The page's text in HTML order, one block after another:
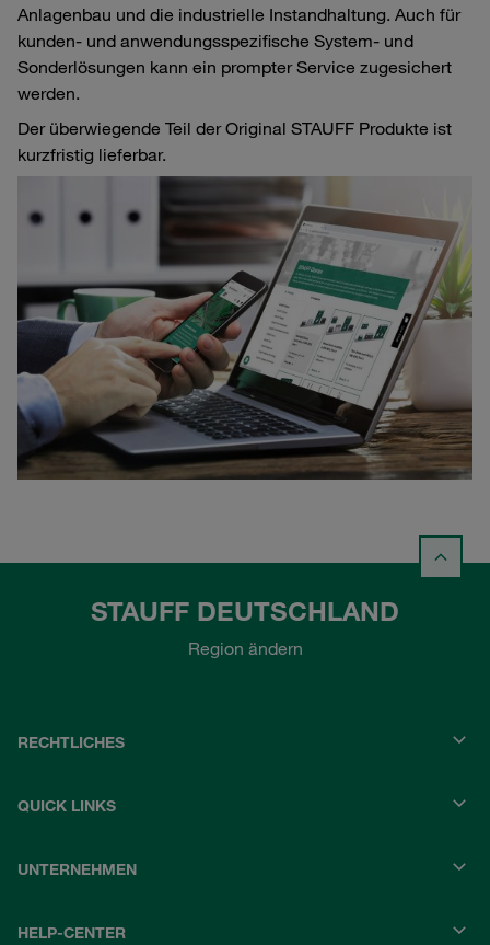
Anlagenbau und die industrielle Instandhaltung. Auch für
kunden- und anwendungsspezifische System- und
Sonderlösungen kann ein prompter Service zugesichert
werden.
Der überwiegende Teil der Original STAUFF Produkte ist
kurzfristig lieferbar.
STAUFF DEUTSCHLAND
Region ändern
RECHTLICHES
QUICK LINKS
UNTERNEHMEN
HELP-CENTER